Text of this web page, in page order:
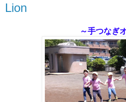
Lion
～手つなぎ